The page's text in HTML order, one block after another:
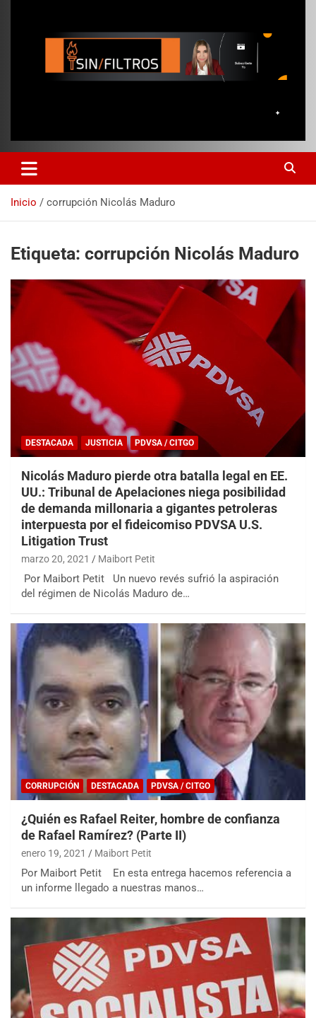
Inicio corrupción Nicolás Maduro
Etiqueta: corrupción Nicolás Maduro
DESTACADA JUSTICIA PDVSA / CITGO
Nicolás Maduro pierde otra batalla legal en EE.
UU.: Tribunal de Apelaciones niega posibilidad
de demanda millonaria a gigantes petroleras
interpuesta por el fideicomiso PDVSA U.S.
Litigation Trust
marzo 20, 2021 Maibort Petit
Por Maibort Petit Un nuevo revés sufrió la aspiración
del régimen de Nicolás Maduro de…
CORRUPCIÓN DESTACADA PDVSA / CITGO
¿Quién es Rafael Reiter, hombre de confianza
de Rafael Ramírez? (Parte II)
enero 19, 2021 Maibort Petit
Por Maibort Petit En esta entrega hacemos referencia a
un informe llegado a nuestras manos…